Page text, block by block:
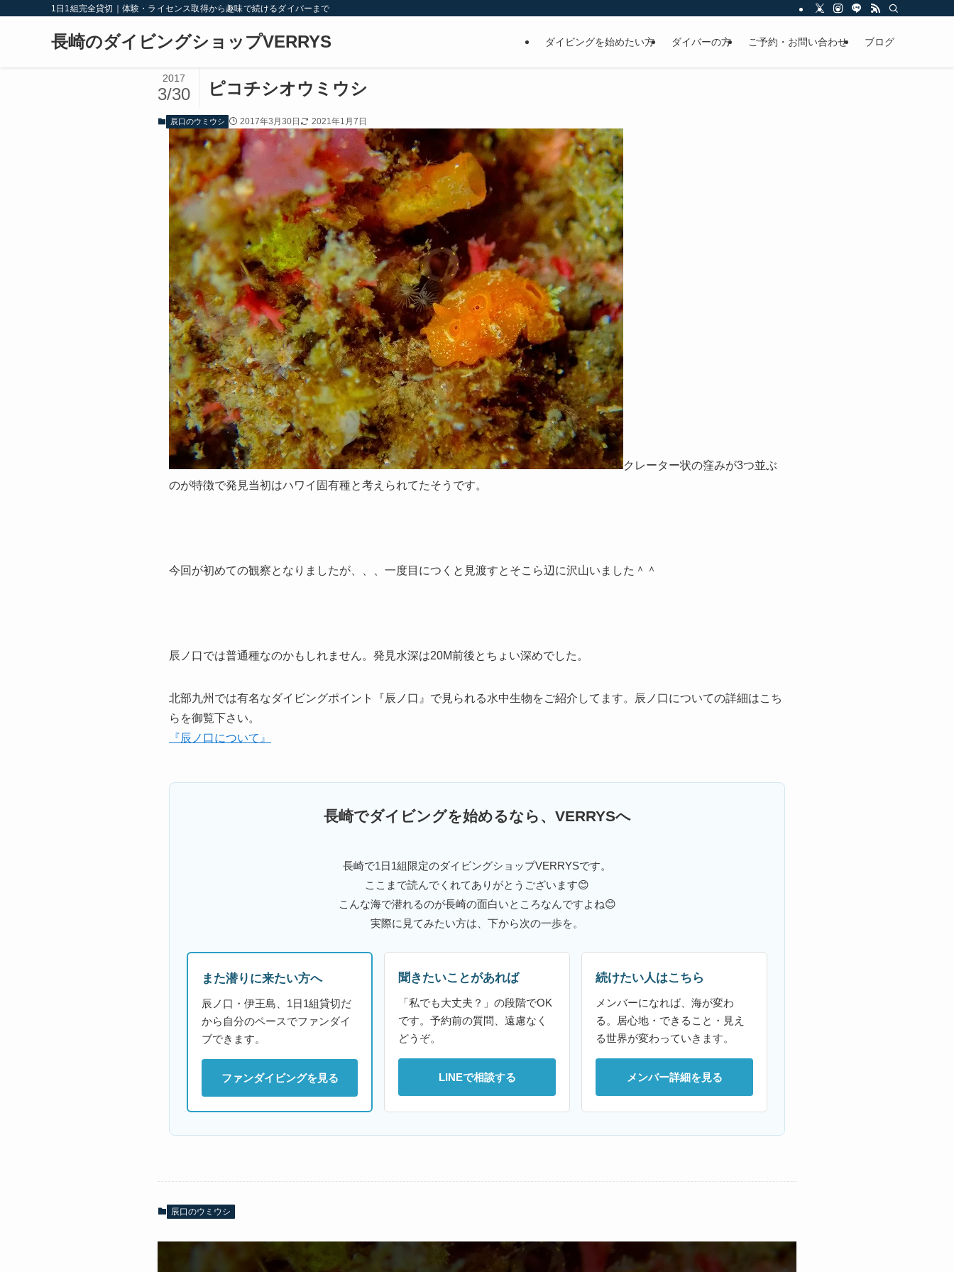
1日1組完全貸切｜体験・ライセンス取得から趣味で続けるダイバーまで
長崎のダイビングショップVERRYS ダイビングを始めたい方 ダイバーの方 ご予約・お問い合わせ ブログ
ピコチシオウミウシ
2017
3/30
辰口のウミウシ 2017年3月30日 2021年1月7日
クレーター状の窪みが3つ並ぶ
のが特徴で発見当初はハワイ固有種と考えられてたそうです。
今回が初めての観察となりましたが、、、一度目につくと見渡すとそこら辺に沢山いました＾＾
辰ノ口では普通種なのかもしれません。発見水深は20M前後とちょい深めでした。
北部九州では有名なダイビングポイント『辰ノ口』で見られる水中生物をご紹介してます。辰ノ口についての詳細はこち
らを御覧下さい。
『辰ノ口について』
長崎でダイビングを始めるなら、VERRYSへ
長崎で1日1組限定のダイビングショップVERRYSです。
ここまで読んでくれてありがとうございます😊
こんな海で潜れるのが長崎の面白いところなんですよね😊
実際に見てみたい方は、下から次の一歩を。
また潜りに来たい方へ
辰ノ口・伊王島、1日1組貸切だ
から自分のペースでファンダイ
ブできます。
ファンダイビングを見る
聞きたいことがあれば
「私でも大丈夫？」の段階でOK
です。予約前の質問、遠慮なく
どうぞ。
LINEで相談する
続けたい人はこちら
メンバーになれば、海が変わ
る。居心地・できること・見え
る世界が変わっていきます。
メンバー詳細を見る
辰口のウミウシ